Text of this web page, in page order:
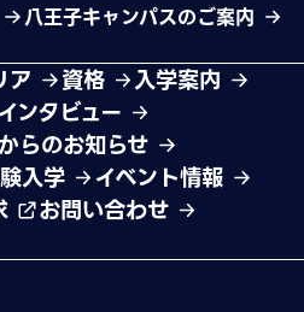
八王子キャンパスのご案内
ア 資格
入学案内
ンタビュー
らのお知らせ
入学
イベント情報
お問い合わせ